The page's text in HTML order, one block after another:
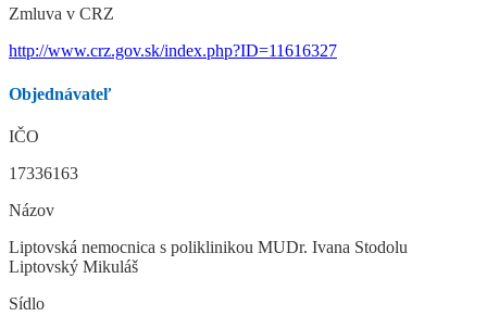
Zmluva v CRZ
http://www.crz.gov.sk/index.php?ID=11616327
Objednávateľ
IČO
17336163
Názov
Liptovská nemocnica s poliklinikou MUDr. Ivana Stodolu
Liptovský Mikuláš
Sídlo